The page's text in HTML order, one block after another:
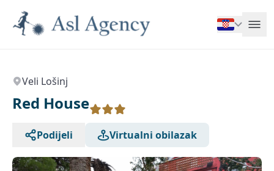
Veli Lošinj
Red House
Podijeli Virtualni obilazak